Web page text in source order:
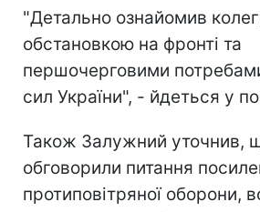
"Детально ознайомив
обстановкою на фронті та
першочерговими
сил України", - йдеться у
Також Залужний уточнив,
обговорили питання
протиповітряної оборони,